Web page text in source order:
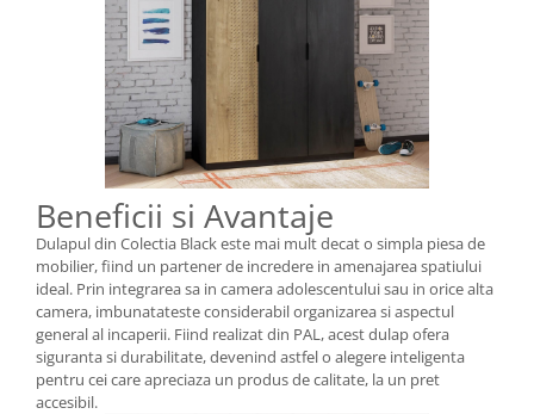
Beneficii si Avantaje
Dulapul din Colectia Black este mai mult decat o simpla piesa de
mobilier, fiind un partener de incredere in amenajarea spatiului
ideal. Prin integrarea sa in camera adolescentului sau in orice alta
camera, imbunatateste considerabil organizarea si aspectul
general al incaperii. Fiind realizat din PAL, acest dulap ofera
siguranta si durabilitate, devenind astfel o alegere inteligenta
pentru cei care apreciaza un produs de calitate, la un pret
accesibil.